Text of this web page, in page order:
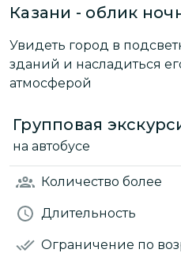
Казани - облик
Увидеть город в
зданий и насладиться
атмосферой
Групповая
на автобусе
Количество более
Длительность
Ограничение по